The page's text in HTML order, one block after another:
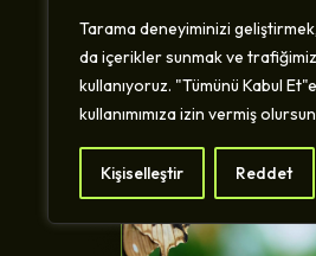
Tarama deneyiminizi
da içerikler sunmak ve
kullanıyoruz. "Tümünü Kabul
kullanımımıza izin vermiş
Kişiselleştir Reddet